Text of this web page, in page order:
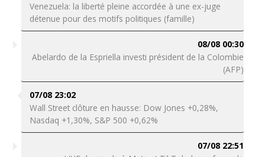
Venezuela: la liberté pleine accordée à une ex-juge
détenue pour des motifs politiques (famille)
08/08 00:30
Abelardo de la Espriella investi président de la Colombie
(AFP)
07/08 23:02
Wall Street clôture en hausse: Dow Jones +0,28%,
Nasdaq +1,30%, S&P 500 +0,62%
07/08 22:51